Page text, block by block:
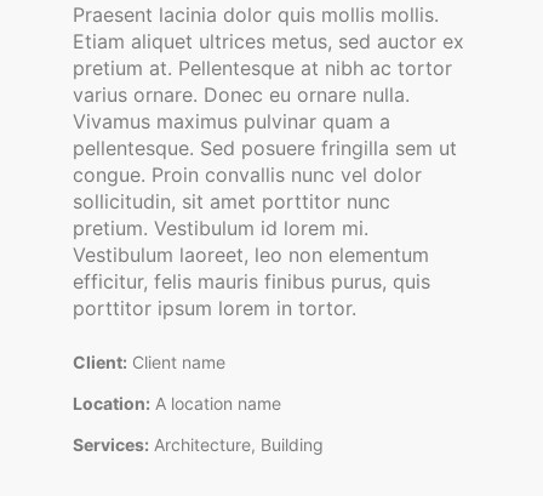
Praesent lacinia dolor quis mollis mollis.
Etiam aliquet ultrices metus, sed auctor ex
pretium at. Pellentesque at nibh ac tortor
varius ornare. Donec eu ornare nulla.
Vivamus maximus pulvinar quam a
pellentesque. Sed posuere fringilla sem ut
congue. Proin convallis nunc vel dolor
sollicitudin, sit amet porttitor nunc
pretium. Vestibulum id lorem mi.
Vestibulum laoreet, leo non elementum
efficitur, felis mauris finibus purus, quis
porttitor ipsum lorem in tortor.
Client: Client name
Location: A location name
Services: Architecture, Building